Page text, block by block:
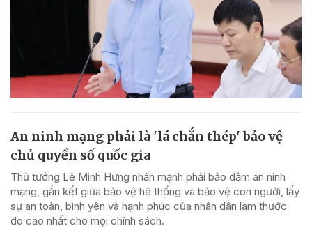
An ninh mạng phải là 'lá chắn thép' bảo vệ
chủ quyền số quốc gia
Thủ tướng Lê Minh Hưng nhấn mạnh phải bảo đảm an ninh
mạng, gắn kết giữa bảo vệ hệ thống và bảo vệ con người, lấy
sự an toàn, bình yên và hạnh phúc của nhân dân làm thước
đo cao nhất cho mọi chính sách.